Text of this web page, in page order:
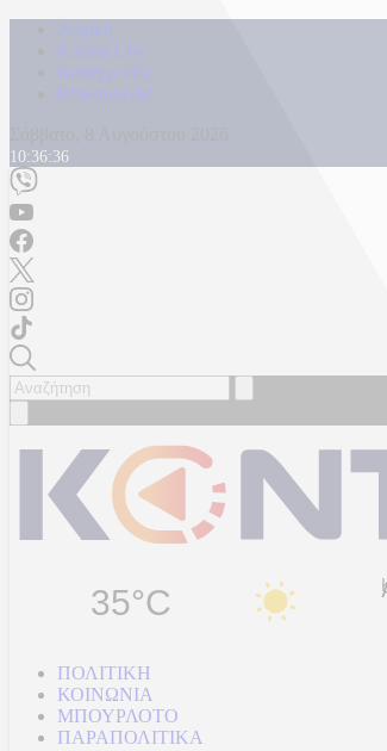
Αρχική
Kontra Live
Καταγγελίες
Επικοινωνία
10:36:38
35°C
ΠΟΛΙΤΙΚΗ
ΚΟΙΝΩΝΙΑ
ΜΠΟΥΡΛΟΤΟ
ΠΑΡΑΠΟΛΙΤΙΚΑ